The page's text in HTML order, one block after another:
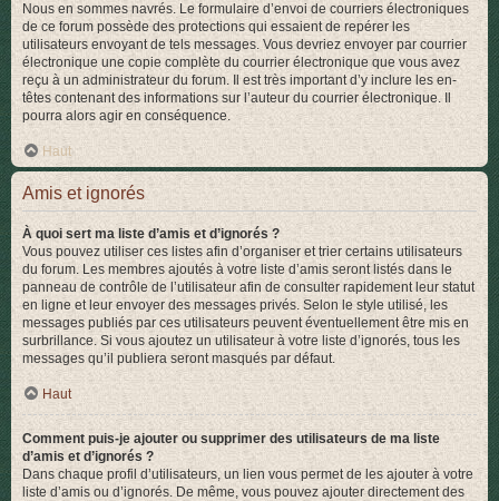
Nous en sommes navrés. Le formulaire d’envoi de courriers électroniques
de ce forum possède des protections qui essaient de repérer les
utilisateurs envoyant de tels messages. Vous devriez envoyer par courrier
électronique une copie complète du courrier électronique que vous avez
reçu à un administrateur du forum. Il est très important d’y inclure les en-
têtes contenant des informations sur l’auteur du courrier électronique. Il
pourra alors agir en conséquence.
Haut
Amis et ignorés
À quoi sert ma liste d’amis et d’ignorés ?
Vous pouvez utiliser ces listes afin d’organiser et trier certains utilisateurs
du forum. Les membres ajoutés à votre liste d’amis seront listés dans le
panneau de contrôle de l’utilisateur afin de consulter rapidement leur statut
en ligne et leur envoyer des messages privés. Selon le style utilisé, les
messages publiés par ces utilisateurs peuvent éventuellement être mis en
surbrillance. Si vous ajoutez un utilisateur à votre liste d’ignorés, tous les
messages qu’il publiera seront masqués par défaut.
Haut
Comment puis-je ajouter ou supprimer des utilisateurs de ma liste
d’amis et d’ignorés ?
Dans chaque profil d’utilisateurs, un lien vous permet de les ajouter à votre
liste d’amis ou d’ignorés. De même, vous pouvez ajouter directement des